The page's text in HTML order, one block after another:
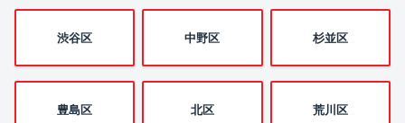
渋谷区 中野区 杉並区
豊島区 北区 荒川区